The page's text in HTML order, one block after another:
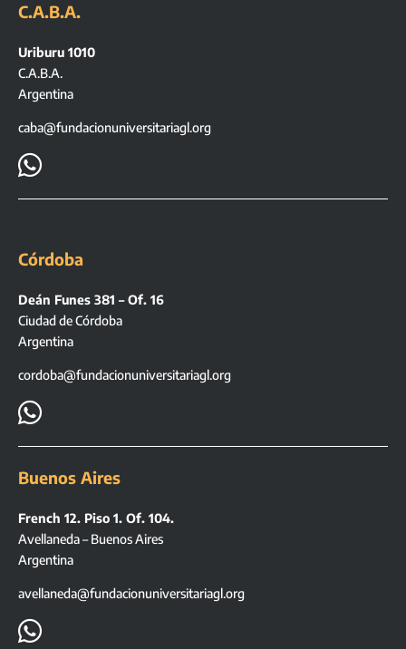
C.A.B.A.
Uriburu 1010
C.A.B.A.
Argentina
caba@fundacionuniversitariagl.org

Córdoba
Deán Funes 381 – Of. 16
Ciudad de Córdoba
Argentina
cordoba@fundacionuniversitariagl.org

Buenos Aires
French 12. Piso 1. Of. 104.
Avellaneda – Buenos Aires
Argentina
avellaneda@fundacionuniversitariagl.org
